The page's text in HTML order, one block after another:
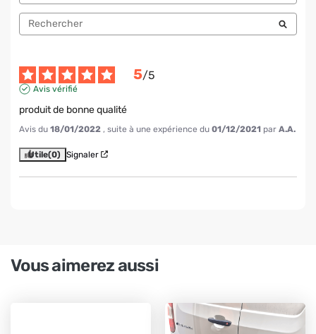
5/5
Avis vérifié
produit de bonne qualité
Avis du 18/01/2022 , suite à une expérience du 01/12/2021 par A.A.
Utile(0) Signaler
Vous aimerez aussi